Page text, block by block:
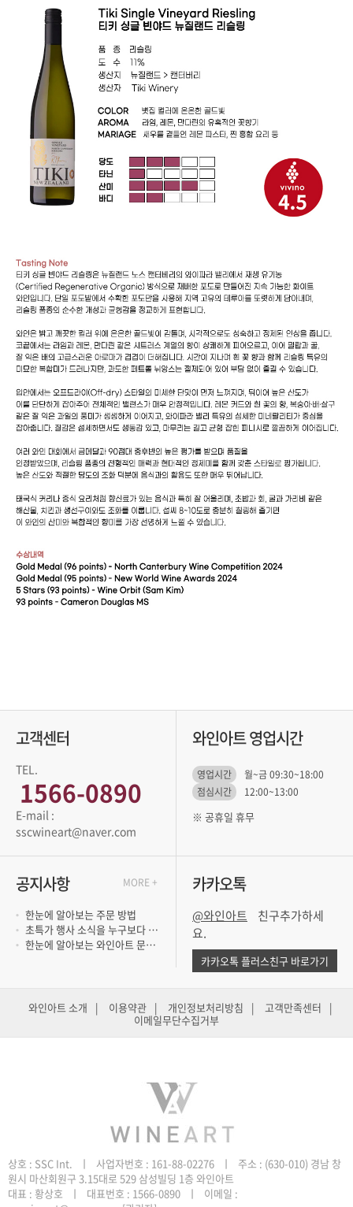
고객센터
TEL.
1566-0890
sscwineart@naver.com
와인아트 영업시간
영업시간
월~금 09:30~18:00
점심시간
12:00~13:00
※ 공휴일 휴무
공지사항
한눈에 알아보는 주문 방법
초특가 행사 소식을 누구보다 빨리 듣고 싶..
한눈에 알아보는 와인아트 문의 방법
MORE + 카카오톡
@와인아트
요.
카카오톡 플러스친구 바로가기
와인아트 소개 | 이용약관 | 개인정보처리방침 | 고객만족센터
|
이메일무단수집거부
원시 마산회원구 3.15대로 529 삼성빌딩 1층 와인아트